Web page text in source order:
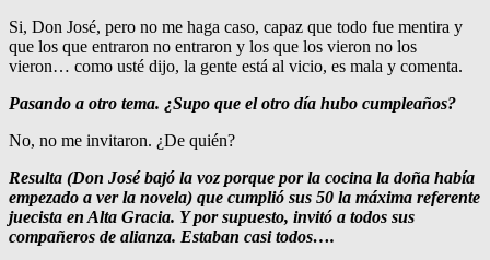
Si, Don José, pero no me haga caso, capaz que todo fue mentira y
que los que entraron no entraron y los que los vieron no los
vieron… como usté dijo, la gente está al vicio, es mala y comenta.
Pasando a otro tema. ¿Supo que el otro día hubo cumpleaños?
No, no me invitaron. ¿De quién?
Resulta (Don José bajó la voz porque por la cocina la doña había
empezado a ver la novela) que cumplió sus 50 la máxima referente
juecista en Alta Gracia. Y por supuesto, invitó a todos sus
compañeros de alianza. Estaban casi todos….